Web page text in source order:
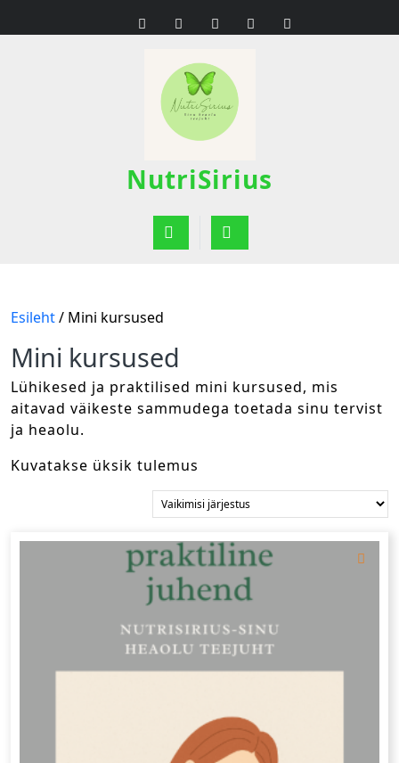
to
NutriSirius
Open
Esileht/ Mini kursused
Mini kursused
Lühikesed ja praktilised mini kursused, mis
aitavad väikeste sammudega toetada sinu tervist
ja heaolu.
Kuvatakse üksik tulemus